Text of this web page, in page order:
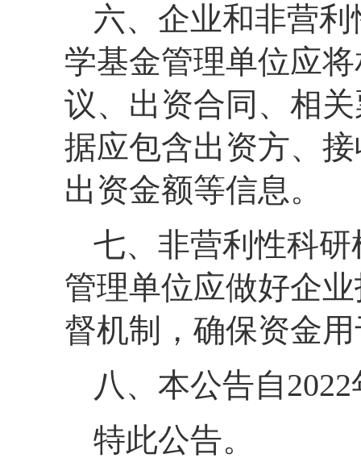
六、企业和非营
学基金管理单位应
议、出资合同、相
据应包含出资方、
出资金额等信息。
七、非营利性科
管理单位应做好企
督机制，确保资金
八、本公告自
特此公告。